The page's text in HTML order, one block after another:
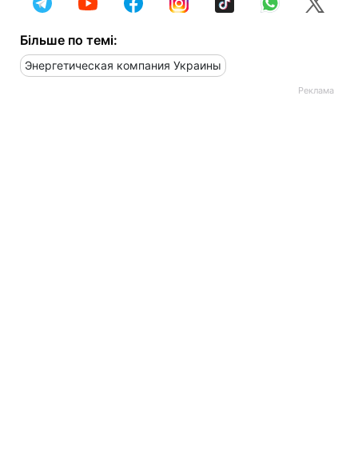
Більше по темі:
Энергетическая компания Украины